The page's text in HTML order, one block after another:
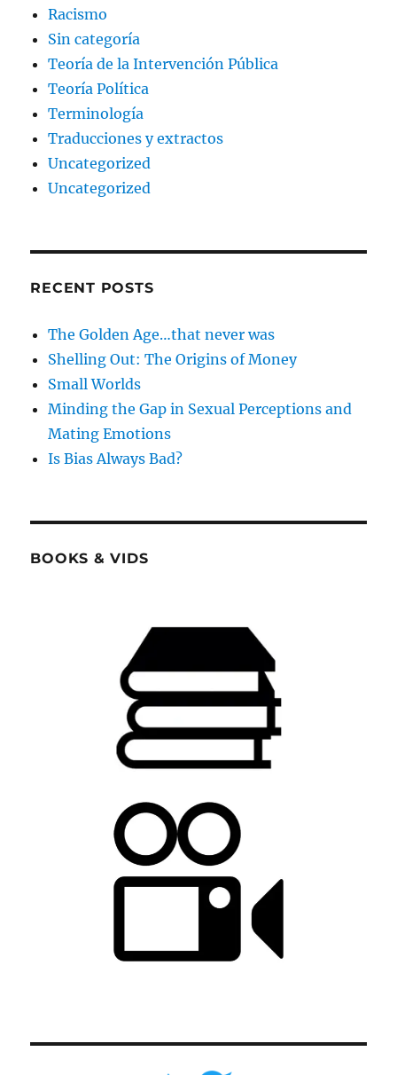
Racismo
Sin categoría
Teoría de la Intervención Pública
Teoría Política
Terminología
Traducciones y extractos
Uncategorized
Uncategorized
RECENT POSTS
The Golden Age…that never was
Shelling Out: The Origins of Money
Small Worlds
Minding the Gap in Sexual Perceptions and
Mating Emotions
Is Bias Always Bad?
BOOKS & VIDS